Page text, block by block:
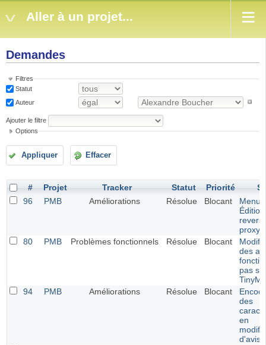
Aller à un projet...
Demandes
Filtres
Statut
Auteur
Ajouter le filtre
Options
Appliquer Effacer
# Projet Tracker Statut Priorité
96
PMB Améliorations Résolue Blocant
Menu
proxy
80
PMB Problèmes fonctionnels Résolue Blocant
des
pas
94
PMB Améliorations Résolue Blocant
des
en
d'avis